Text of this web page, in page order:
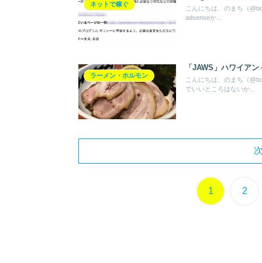
ネットで稼ぐ
こんにちは、のまち（
adsenseか...
ラーメン・ホルモン
「JAWS」ハワイア
こんにちは、のまち（
でいいところはないか...
1 2